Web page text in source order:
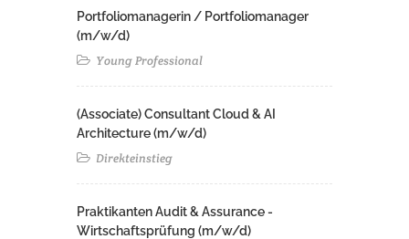
Portfoliomanagerin / Portfoliomanager
(m/w/d)
Young Professional
(Associate) Consultant Cloud & AI
Architecture (m/w/d)​ ​
Direkteinstieg
Praktikanten Audit & Assurance -
Wirtschaftsprüfung (m/w/d)